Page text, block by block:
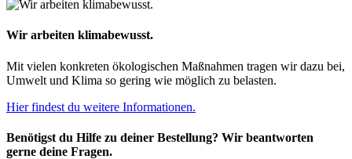
Wir arbeiten klimabewusst.
Mit vielen konkreten ökologischen Maßnahmen tragen wir dazu bei,
Umwelt und Klima so gering wie möglich zu belasten.
Hier findest du weitere Informationen.
Benötigst du Hilfe zu deiner Bestellung? Wir beantworten
gerne deine Fragen.